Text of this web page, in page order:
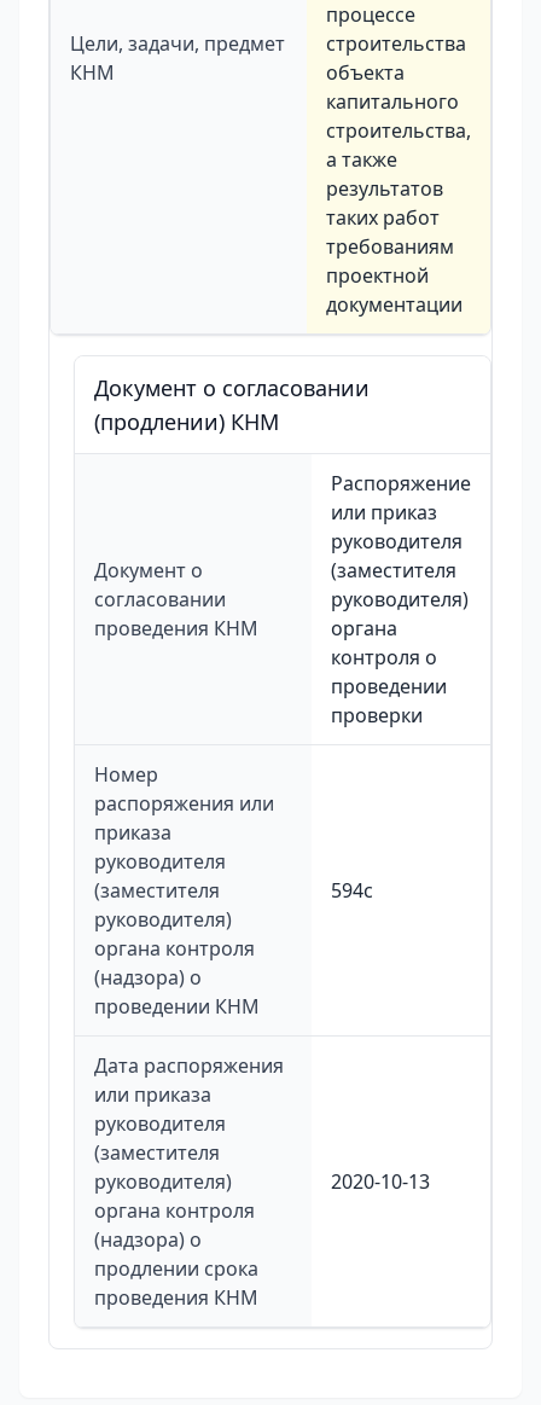
Цели, задачи, предмет
КНМ
процессе
строительства
объекта
капитального
строительства,
а также
результатов
таких работ
требованиям
проектной
документации
Документ о согласовании
(продлении) КНМ
Документ о
согласовании
проведения КНМ
Распоряжение
или приказ
руководителя
(заместителя
руководителя)
органа
контроля о
проведении
проверки
Номер
распоряжения или
приказа
руководителя
(заместителя
руководителя)
органа контроля
(надзора) о
проведении КНМ
594с
Дата распоряжения
или приказа
руководителя
(заместителя
руководителя)
органа контроля
(надзора) о
продлении срока
проведения КНМ
2020-10-13